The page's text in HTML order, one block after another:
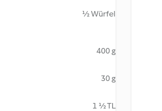
½ Würfel
400 g
30 g
1 ½ TL